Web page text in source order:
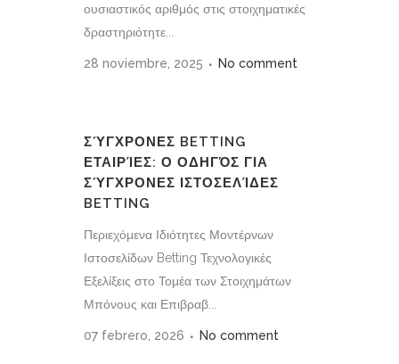
ουσιαστικός αριθμός στις στοιχηματικές
δραστηριότητε...
28 noviembre, 2025 No comment
ΣΎΓΧΡΟΝΕΣ BETTING
ΕΤΑΙΡΊΕΣ: Ο ΟΔΗΓΌΣ ΓΙΑ
ΣΎΓΧΡΟΝΕΣ ΙΣΤΟΣΕΛΊΔΕΣ
BETTING
Περιεχόμενα Ιδιότητες Μοντέρνων
Ιστοσελίδων Betting Τεχνολογικές
Εξελίξεις στο Τομέα των Στοιχημάτων
Μπόνους και Επιβραβ...
07 febrero, 2026 No comment